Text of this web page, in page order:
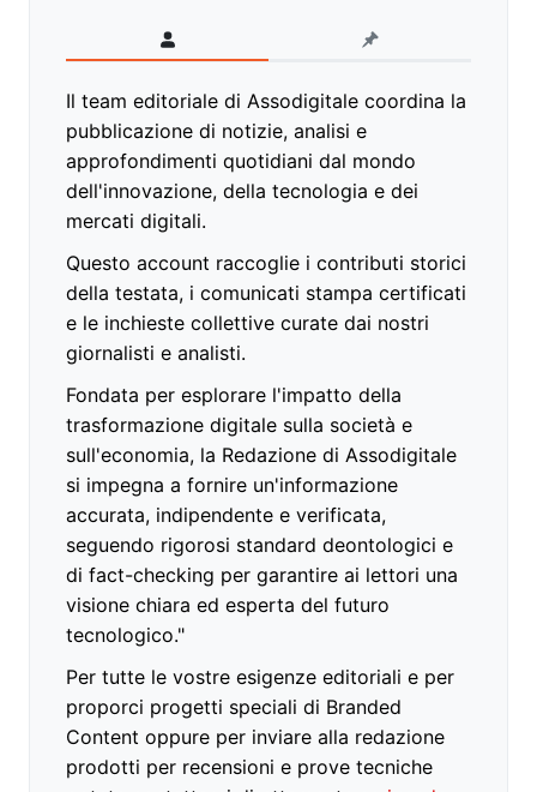
Il team editoriale di Assodigitale coordina la
pubblicazione di notizie, analisi e
approfondimenti quotidiani dal mondo
dell'innovazione, della tecnologia e dei
mercati digitali.
Questo account raccoglie i contributi storici
della testata, i comunicati stampa certificati
e le inchieste collettive curate dai nostri
giornalisti e analisti.
Fondata per esplorare l'impatto della
trasformazione digitale sulla società e
sull'economia, la Redazione di Assodigitale
si impegna a fornire un'informazione
accurata, indipendente e verificata,
seguendo rigorosi standard deontologici e
di fact-checking per garantire ai lettori una
visione chiara ed esperta del futuro
tecnologico."
Per tutte le vostre esigenze editoriali e per
proporci progetti speciali di Branded
Content oppure per inviare alla redazione
prodotti per recensioni e prove tecniche